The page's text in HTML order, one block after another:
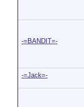
-=BANDIT=-
-=Jack=-